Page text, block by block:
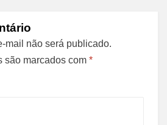
mail não será publicado.
são marcados com *